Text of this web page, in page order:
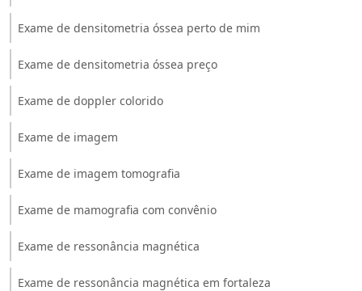
Exame de densitometria óssea perto de mim
Exame de densitometria óssea preço
Exame de doppler colorido
Exame de imagem
Exame de imagem tomografia
Exame de mamografia com convênio
Exame de ressonância magnética
Exame de ressonância magnética em fortaleza